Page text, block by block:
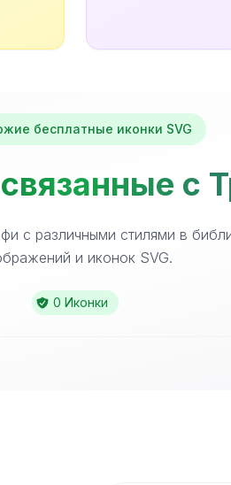
бесплатные иконки SVG
с
с различными стилями в
и иконок SVG.
0 Иконки